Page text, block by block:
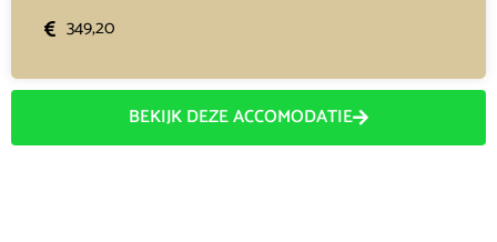
349,20
BEKIJK DEZE ACCOMODATIE